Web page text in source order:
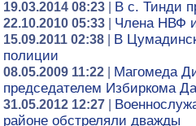
19.03.2014 08:23 В с. Тинди
22.10.2010 05:33 Члена НВФ
15.09.2011 02:38
В
полиции
08.05.2009 11:22
Магомеда
председателем Избиркома
31.05.2012 12:27
районе обстреляли дважды